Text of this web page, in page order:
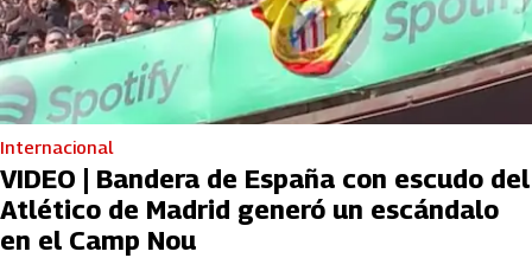
Internacional
VIDEO | Bandera de España con escudo del
Atlético de Madrid generó un escándalo
en el Camp Nou